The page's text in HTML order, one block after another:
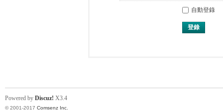
自動登錄
登錄
Powered by Discuz! X3.4
© 2001-2017 Comsenz Inc.